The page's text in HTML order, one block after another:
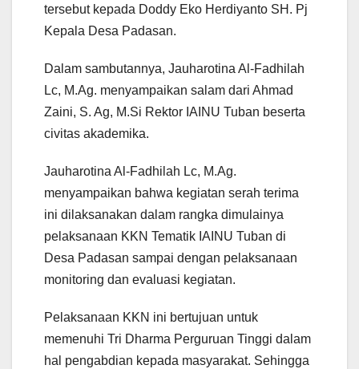
tersebut kepada Doddy Eko Herdiyanto SH. Pj
Kepala Desa Padasan.
Dalam sambutannya, Jauharotina Al-Fadhilah
Lc, M.Ag. menyampaikan salam dari Ahmad
Zaini, S. Ag, M.Si Rektor IAINU Tuban beserta
civitas akademika.
Jauharotina Al-Fadhilah Lc, M.Ag.
menyampaikan bahwa kegiatan serah terima
ini dilaksanakan dalam rangka dimulainya
pelaksanaan KKN Tematik IAINU Tuban di
Desa Padasan sampai dengan pelaksanaan
monitoring dan evaluasi kegiatan.
Pelaksanaan KKN ini bertujuan untuk
memenuhi Tri Dharma Perguruan Tinggi dalam
hal pengabdian kepada masyarakat. Sehingga